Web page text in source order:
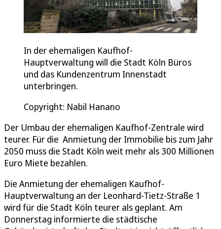
In der ehemaligen Kaufhof-
Hauptverwaltung will die Stadt Köln Büros
und das Kundenzentrum Innenstadt
unterbringen.
Copyright: Nabil Hanano
Der Umbau der ehemaligen Kaufhof-Zentrale wird
teurer. Für die Anmietung der Immobilie bis zum Jahr
2050 muss die Stadt Köln weit mehr als 300 Millionen
Euro Miete bezahlen.
Die Anmietung der ehemaligen Kaufhof-
Hauptverwaltung an der Leonhard-Tietz-Straße 1
wird für die Stadt Köln teurer als geplant. Am
Donnerstag informierte die städtische